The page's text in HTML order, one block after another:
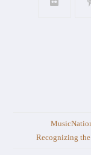
Recognizing